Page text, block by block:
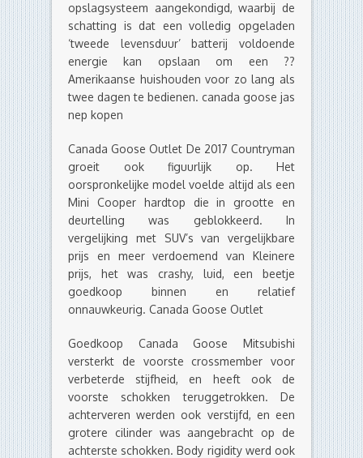
opslagsysteem aangekondigd, waarbij de
schatting is dat een volledig opgeladen
‘tweede levensduur’ batterij voldoende
energie kan opslaan om een ??
Amerikaanse huishouden voor zo lang als
twee dagen te bedienen. canada goose jas
nep kopen
Canada Goose Outlet De 2017 Countryman
groeit ook figuurlijk op. Het
oorspronkelijke model voelde altijd als een
Mini Cooper hardtop die in grootte en
deurtelling was geblokkeerd. In
vergelijking met SUV’s van vergelijkbare
prijs en meer verdoemend van Kleinere
prijs, het was crashy, luid, een beetje
goedkoop binnen en relatief
onnauwkeurig. Canada Goose Outlet
Goedkoop Canada Goose Mitsubishi
versterkt de voorste crossmember voor
verbeterde stijfheid, en heeft ook de
voorste schokken teruggetrokken. De
achterveren werden ook verstijfd, en een
grotere cilinder was aangebracht op de
achterste schokken. Body rigidity werd ook